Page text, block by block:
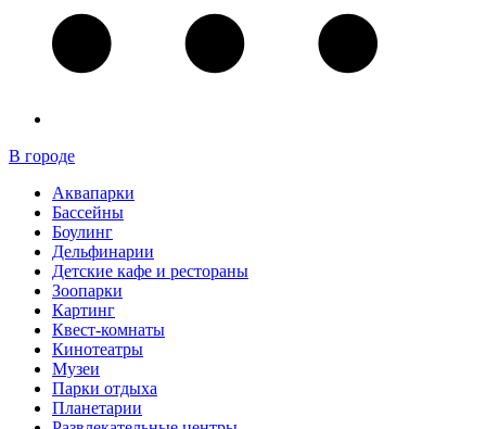
В городе
Аквапарки
Бассейны
Боулинг
Дельфинарии
Детские кафе и рестораны
Зоопарки
Картинг
Квест-комнаты
Кинотеатры
Музеи
Парки отдыха
Планетарии